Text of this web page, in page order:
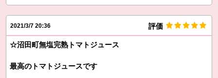
2021/3/7 20:36 評価
☆沼田町無塩完熟トマトジュース
最高のトマトジュースです